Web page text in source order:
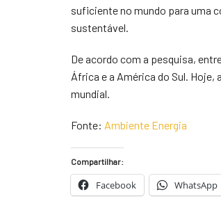
suficiente no mundo para uma
sustentável.
De acordo com a pesquisa,
África e a América do Sul.
mundial.
Fonte: Ambiente Energia
Compartilhar:
Facebook WhatsApp